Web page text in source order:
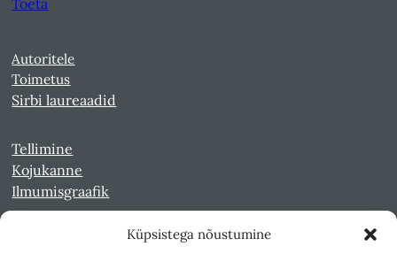
Küpsistega nõustumine
Toeta
Autoritele
Toimetus
Sirbi laureaadid
Tellimine
Kojukanne
Ilmumisgraafik